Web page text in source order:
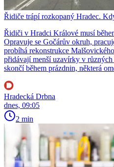
Řidiče trápí rozkopaný Hradec.
Řidiči v Hradci Králové musí
Opravuje se Gočárův okruh,
probíhá rekonstrukce
přidávají menší uzavírky v různých
skončí během prázdnin, některá
Hradecká Drbna
dnes, 09:05
2 min